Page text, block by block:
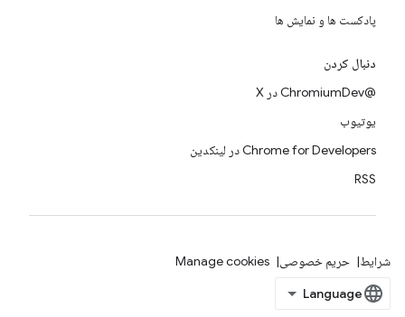
پادکست ها و نمایش ها
دنبال کردن
@ChromiumDev در X
یوتیوب
Chrome for Developers در لینکدین
RSS
شرایط حریم خصوصی Manage cookies